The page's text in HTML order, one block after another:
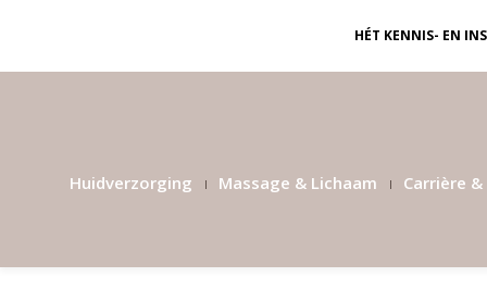
HÉT KENNIS- EN
Huidverzorging Massage & Lichaam Carrière